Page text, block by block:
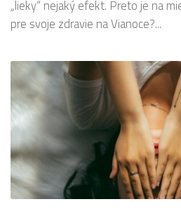
„lieky“ nejaký efekt. Preto je na
pre svoje zdravie na Vianoce?...